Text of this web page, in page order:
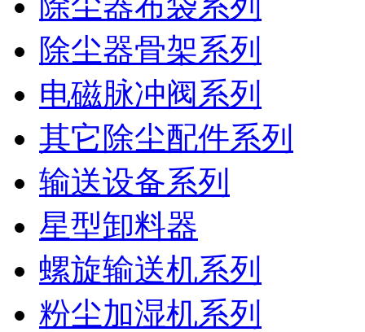
除尘器骨架系列
电磁脉冲阀系列
其它除尘配件系列
输送设备系列
星型卸料器
螺旋输送机系列
粉尘加湿机系列